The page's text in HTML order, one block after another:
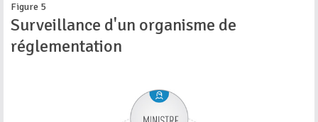
Figure 5
Surveillance d'un organisme de
réglementation